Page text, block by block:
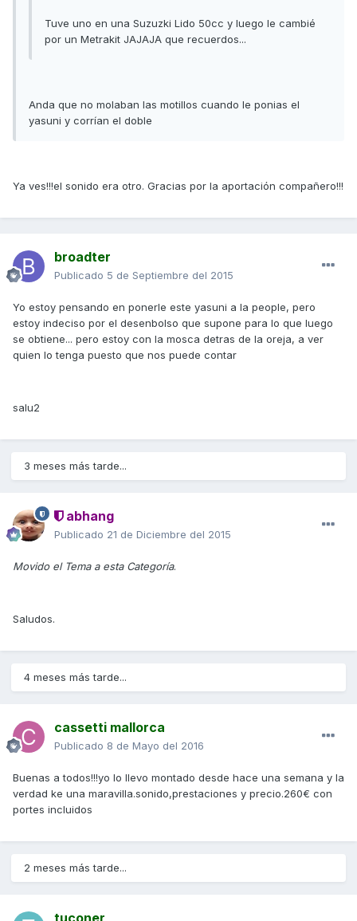
Tuve uno en una Suzuzki Lido 50cc y luego le cambié
por un Metrakit JAJAJA que recuerdos...
Anda que no molaban las motillos cuando le ponias el
yasuni y corrían el doble
Ya ves!!!el sonido era otro. Gracias por la aportación compañero!!!
broadter
Publicado 5 de Septiembre del 2015
Yo estoy pensando en ponerle este yasuni a la people, pero
estoy indeciso por el desenbolso que supone para lo que luego
se obtiene... pero estoy con la mosca detras de la oreja, a ver
quien lo tenga puesto que nos puede contar
salu2
3 meses más tarde...
abhang
Publicado 21 de Diciembre del 2015
Movido el Tema a esta Categoría.
Saludos.
4 meses más tarde...
cassetti mallorca
Publicado 8 de Mayo del 2016
Buenas a todos!!!yo lo llevo montado desde hace una semana y la
verdad ke una maravilla.sonido,prestaciones y precio.260€ con
portes incluidos
2 meses más tarde...